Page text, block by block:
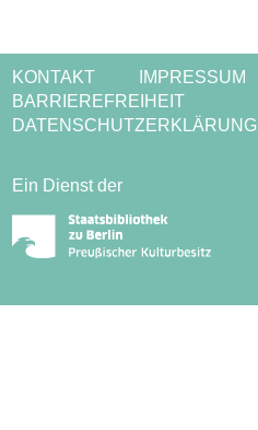
KONTAKT
IMPRESSUM
BARRIEREFREIHEIT
DATENSCHUTZERKLÄRUNG
Ein Dienst der